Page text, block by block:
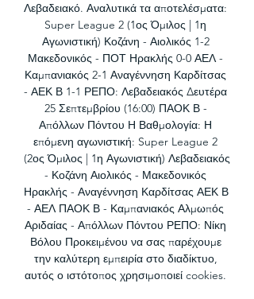
Λεβαδειακό. Αναλυτικά τα αποτελέσματα:
Super League 2 (1ος Όμιλος | 1η
Αγωνιστική) Κοζάνη - Αιολικός 1-2
Μακεδονικός - ΠΟΤ Ηρακλής 0-0 ΑΕΛ -
Καμπανιακός 2-1 Αναγέννηση Καρδίτσας
- ΑΕΚ Β 1-1 ΡΕΠΟ: Λεβαδειακός Δευτέρα
25 Σεπτεμβρίου (16:00) ΠΑΟΚ Β -
Απόλλων Πόντου Η Βαθμολογία: Η
επόμενη αγωνιστική: Super League 2
(2ος Όμιλος | 1η Αγωνιστική) Λεβαδειακός
- Κοζάνη Αιολικός - Μακεδονικός
Ηρακλής - Αναγέννηση Καρδίτσας ΑΕΚ Β
- ΑΕΛ ΠΑΟΚ Β - Καμπανιακός Αλμωπός
Αριδαίας - Απόλλων Πόντου ΡΕΠΟ: Νίκη
Βόλου Προκειμένου να σας παρέχουμε
την καλύτερη εμπειρία στο διαδίκτυο,
αυτός ο ιστότοπος χρησιμοποιεί cookies.